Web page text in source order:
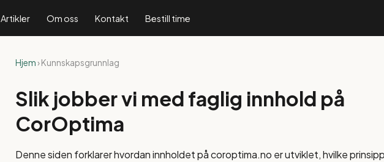
Artikler Om oss Kontakt Bestill time
Hjem› Kunnskapsgrunnlag
Slik jobber vi med faglig innhold på
CorOptima
Denne siden forklarer hvordan innholdet på coroptima.no er utviklet, hvilke